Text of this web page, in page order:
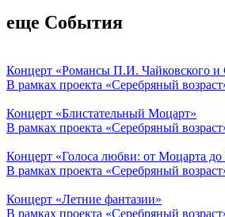
еще События
Концерт «Романсы П.И. Чайковского
В рамках проекта «Серебряный
Концерт «Блистательный Моцарт»
В рамках проекта «Серебряный
Концерт «Голоса любви: от Моцарта до
В рамках проекта «Серебряный
Концерт «Летние фантазии»
В рамках проекта «Серебряный